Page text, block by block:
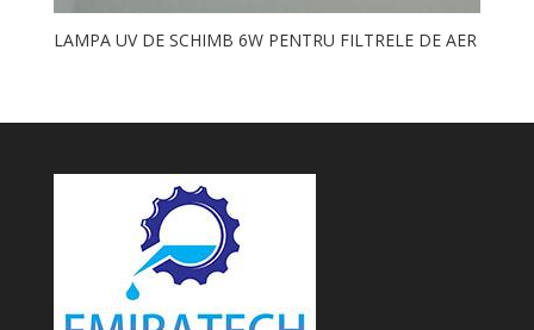
LAMPA UV DE SCHIMB 6W PENTRU FILTRELE DE AER